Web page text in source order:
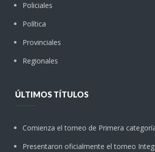
Policiales
Política
Provinciales
Regionales
ÚLTIMOS TÍTULOS
Comienza el torneo de Primera
Presentaron oficialmente el torneo